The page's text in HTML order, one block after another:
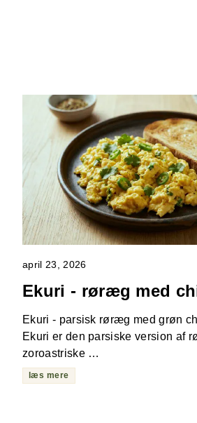
april 23, 2026
Ekuri - røræg med
Ekuri - parsisk røræg med grøn
Ekuri er den parsiske version af
zoroastriske …
læs mere